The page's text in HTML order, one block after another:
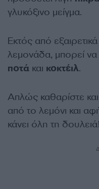
γλυκόξινο μείγμα.
Εκτός από
λεμονάδα, μπορεί να
ποτά και κοκτέιλ.
Απλώς καθαρίστε
από το λεμόνι και
κάνει όλη τη δουλειά!